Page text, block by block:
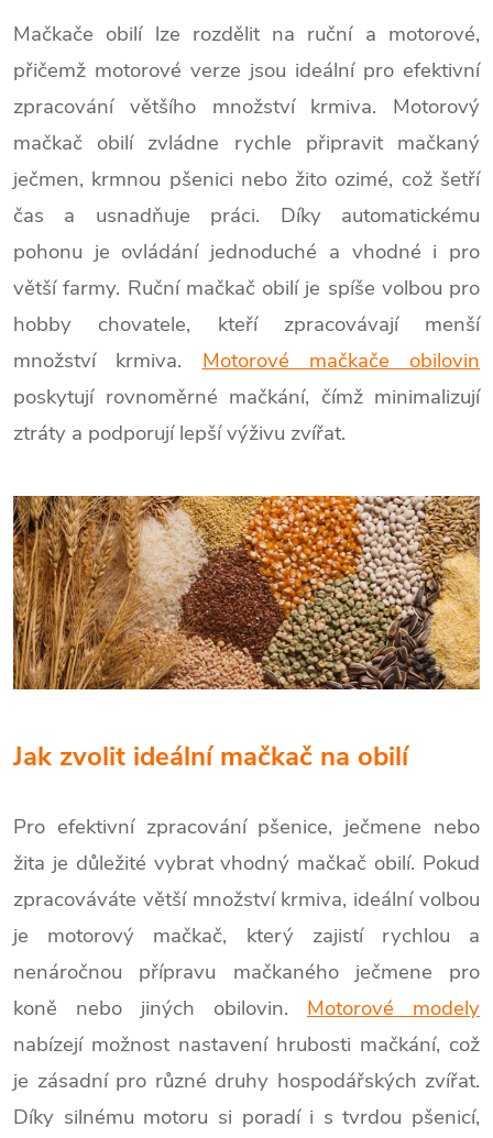
Mačkače obilí lze rozdělit na ruční a motorové,
přičemž motorové verze jsou ideální pro efektivní
zpracování většího množství krmiva. Motorový
mačkač obilí zvládne rychle připravit mačkaný
ječmen, krmnou pšenici nebo žito ozimé, což šetří
čas a usnadňuje práci. Díky automatickému
pohonu je ovládání jednoduché a vhodné i pro
větší farmy. Ruční mačkač obilí je spíše volbou pro
hobby chovatele, kteří zpracovávají menší
množství krmiva. Motorové mačkače obilovin
poskytují rovnoměrné mačkání, čímž minimalizují
ztráty a podporují lepší výživu zvířat.
Jak zvolit ideální mačkač na obilí
Pro efektivní zpracování pšenice, ječmene nebo
žita je důležité vybrat vhodný mačkač obilí. Pokud
zpracováváte větší množství krmiva, ideální volbou
je motorový mačkač, který zajistí rychlou a
nenáročnou přípravu mačkaného ječmene pro
koně nebo jiných obilovin. Motorové modely
nabízejí možnost nastavení hrubosti mačkání, což
je zásadní pro různé druhy hospodářských zvířat.
Díky silnému motoru si poradí i s tvrdou pšenicí,